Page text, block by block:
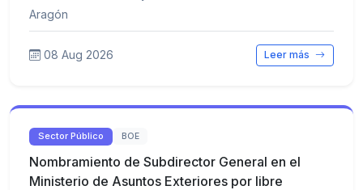
Aragón
08 Aug 2026 Leer más
Sector Público BOE
Nombramiento de Subdirector General en el
Ministerio de Asuntos Exteriores por libre